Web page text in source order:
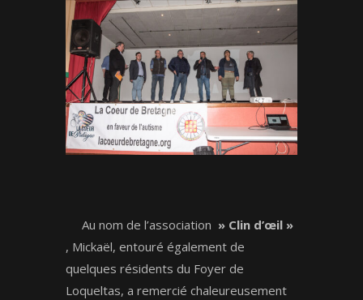
Au nom de l’association » Clin d’œil »
, Mickaël, entouré également de
quelques résidents du Foyer de
Loqueltas, a remercié chaleureusement